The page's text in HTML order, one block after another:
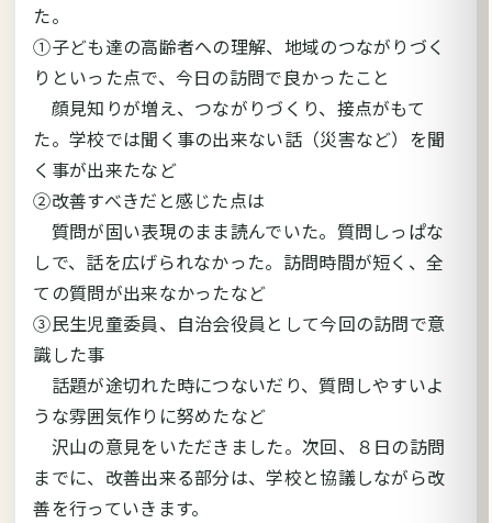
た。
①子ども達の高齢者への理解、地域のつながりづく
りといった点で、今日の訪問で良かったこと
顔見知りが増え、つながりづくり、接点がもて
た。学校では聞く事の出来ない話（災害など）を聞
く事が出来たなど
②改善すべきだと感じた点は
質問が固い表現のまま読んでいた。質問しっぱな
しで、話を広げられなかった。訪問時間が短く、全
ての質問が出来なかったなど
③民生児童委員、自治会役員として今回の訪問で意
識した事
話題が途切れた時につないだり、質問しやすいよ
うな雰囲気作りに努めたなど
沢山の意見をいただきました。次回、８日の訪問
までに、改善出来る部分は、学校と協議しながら改
善を行っていきます。